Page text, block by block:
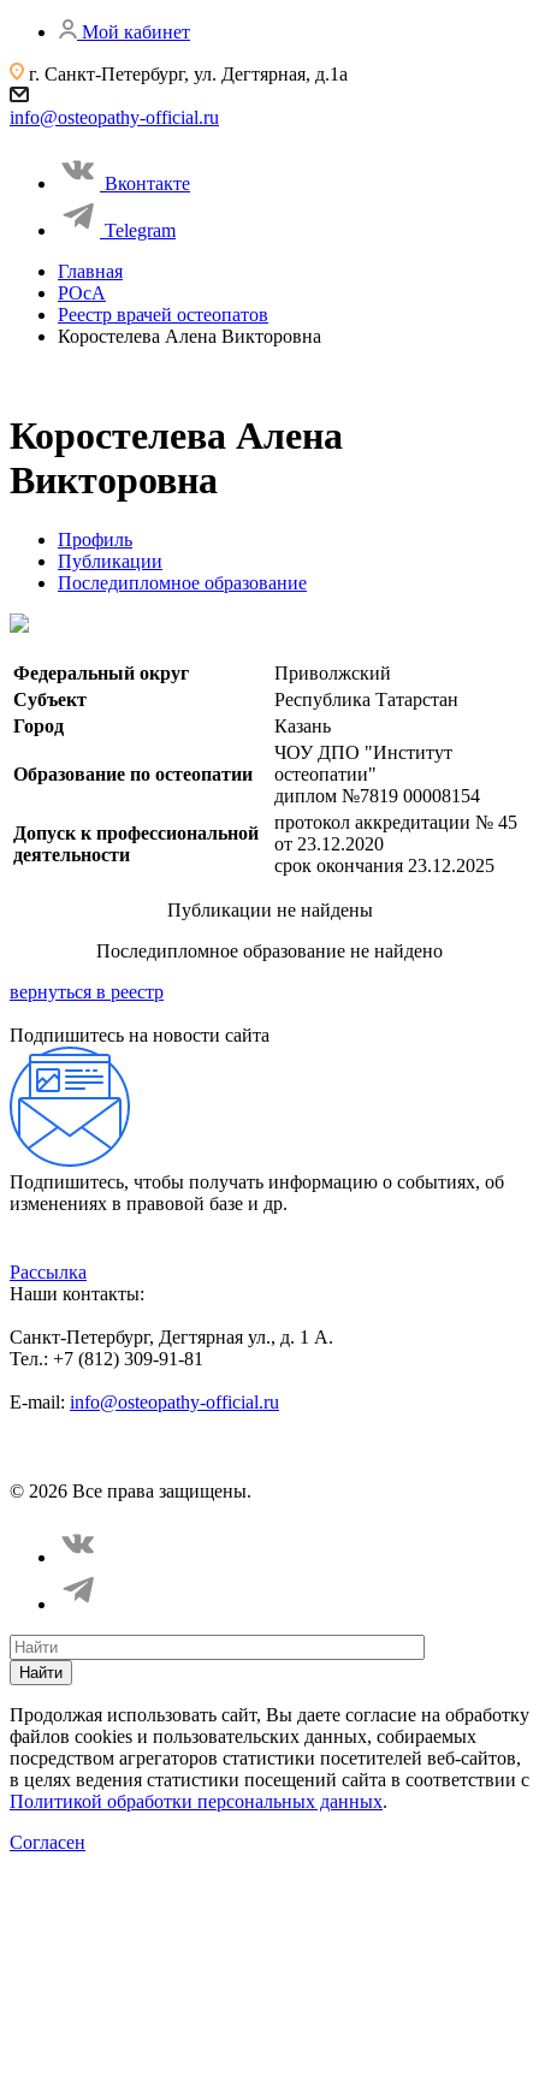
Мой кабинет
г. Санкт-Петербург, ул. Дегтярная, д.1а
info@osteopathy-official.ru
Вконтакте
Telegram
Главная
РОсА
Реестр врачей остеопатов
Коростелева Алена Викторовна
Коростелева Алена
Викторовна
Профиль
Публикации
Последипломное образование
Федеральный округ
Приволжский
Субъект
Республика Татарстан
Город
Казань
Образование по остеопатии
ЧОУ ДПО "Институт
остеопатии"
диплом №7819 00008154
Допуск к профессиональной
деятельности
протокол аккредитации № 45
от 23.12.2020
срок окончания 23.12.2025
Публикации не найдены
Последипломное образование не найдено
вернуться в реестр
Подпишитесь на новости сайта
Подпишитесь, чтобы получать информацию о событиях, об
изменениях в правовой базе и др.
Рассылка
Наши контакты:
Санкт-Петербург, Дегтярная ул., д. 1 А.
Тел.: +7 (812) 309-91-81
E-mail: info@osteopathy-official.ru
© 2026 Все права защищены.
Найти
Продолжая использовать сайт, Вы даете согласие на обработку
файлов cookies и пользовательских данных, собираемых
посредством агрегаторов статистики посетителей веб-сайтов,
в целях ведения статистики посещений сайта в соответствии с
Политикой обработки персональных данных.
Согласен